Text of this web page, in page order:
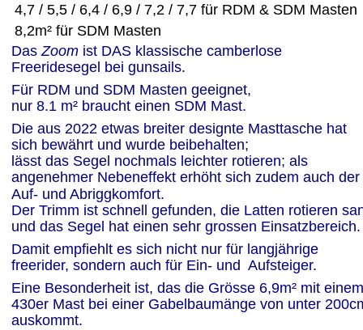
4,7 / 5,5 / 6,4 / 6,9 / 7,2 / 7,7 für RDM & SDM Masten
8,2m² für SDM Masten
Das Zoom ist DAS klassische camberlose
Freeridesegel bei gunsails.
Für RDM und SDM Masten geeignet,
nur 8.1 m² braucht einen SDM Mast.
Die aus 2022 etwas breiter designte Masttasche hat
sich bewährt und wurde beibehalten;
lässt das Segel nochmals leichter rotieren; als
angenehmer Nebeneffekt erhöht sich zudem auch der
Auf- und Abriggkomfort.
Der Trimm ist schnell gefunden, die Latten rotieren
und das Segel hat einen sehr grossen Einsatzbereich.
Damit empfiehlt es sich nicht nur für langjährige
freerider, sondern auch für Ein- und  Aufsteiger.
Eine Besonderheit ist, das die Grösse 6,9m² mit
430er Mast bei einer Gabelbaumänge von unter
auskommt.